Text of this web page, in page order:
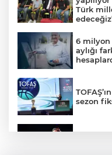
Türk
6 milyon
aylığı
sezon